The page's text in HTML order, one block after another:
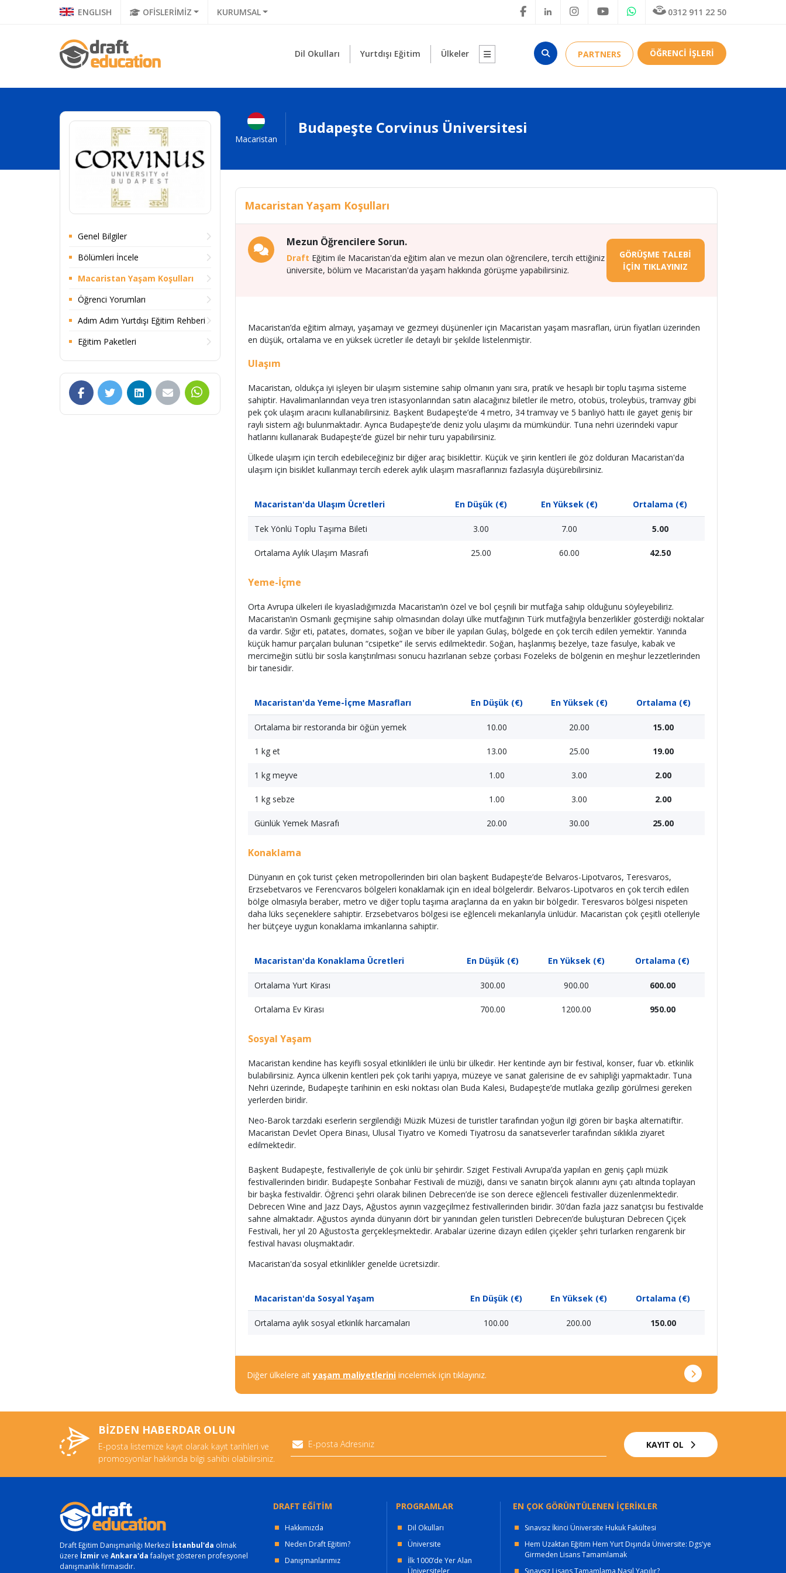
ENGLISH OFİSLERİMİZ KURUMSAL 0312 911 22 50
Dil Okulları Yurtdışı Eğitim Ülkeler PARTNERS ÖĞRENCİ İŞLERİ
Macaristan
Budapeşte Corvinus Üniversitesi
Genel Bilgiler
Bölümleri İncele
Macaristan Yaşam Koşulları
Öğrenci Yorumları
Adım Adım Yurtdışı Eğitim Rehberi
Eğitim Paketleri
Macaristan Yaşam Koşulları
Mezun Öğrencilere Sorun.
Draft Eğitim ile Macaristan'da eğitim alan ve mezun olan öğrencilere, tercih ettiğiniz
üniversite, bölüm ve Macaristan'da yaşam hakkında görüşme yapabilirsiniz.
GÖRÜŞME TALEBİ
İÇİN TIKLAYINIZ
Macaristan’da eğitim almayı, yaşamayı ve gezmeyi düşünenler için Macaristan yaşam masrafları, ürün fiyatları üzerinden
en düşük, ortalama ve en yüksek ücretler ile detaylı bir şekilde listelenmiştir.
Ulaşım
Macaristan, oldukça iyi işleyen bir ulaşım sistemine sahip olmanın yanı sıra, pratik ve hesaplı bir toplu taşıma sisteme
sahiptir. Havalimanlarından veya tren istasyonlarından satın alacağınız biletler ile metro, otobüs, troleybüs, tramvay gibi
pek çok ulaşım aracını kullanabilirsiniz. Başkent Budapeşte’de 4 metro, 34 tramvay ve 5 banliyö hattı ile gayet geniş bir
raylı sistem ağı bulunmaktadır. Ayrıca Budapeşte’de deniz yolu ulaşımı da mümkündür. Tuna nehri üzerindeki vapur
hatlarını kullanarak Budapeşte’de güzel bir nehir turu yapabilirsiniz.
Ülkede ulaşım için tercih edebileceğiniz bir diğer araç bisiklettir. Küçük ve şirin kentleri ile göz dolduran Macaristan'da
ulaşım için bisiklet kullanmayı tercih ederek aylık ulaşım masraflarınızı fazlasıyla düşürebilirsiniz.
Macaristan'da Ulaşım Ücretleri En Düşük (€) En Yüksek (€) Ortalama (€)
Tek Yönlü Toplu Taşıma Bileti 3.00 7.00 5.00
Ortalama Aylık Ulaşım Masrafı 25.00 60.00 42.50
Yeme-İçme
Orta Avrupa ülkeleri ile kıyasladığımızda Macaristan’ın özel ve bol çeşnili bir mutfağa sahip olduğunu söyleyebiliriz.
Macaristan’ın Osmanlı geçmişine sahip olmasından dolayı ülke mutfağının Türk mutfağıyla benzerlikler gösterdiği noktalar
da vardır. Sığır eti, patates, domates, soğan ve biber ile yapılan Gulaş, bölgede en çok tercih edilen yemektir. Yanında
küçük hamur parçaları bulunan “csipetke” ile servis edilmektedir. Soğan, haşlanmış bezelye, taze fasulye, kabak ve
mercimeğin sütlü bir sosla karıştırılması sonucu hazırlanan sebze çorbası Fozeleks de bölgenin en meşhur lezzetlerinden
bir tanesidir.
Macaristan'da Yeme-İçme Masrafları En Düşük (€) En Yüksek (€) Ortalama (€)
Ortalama bir restoranda bir öğün yemek 10.00 20.00 15.00
1 kg et 13.00 25.00 19.00
1 kg meyve 1.00 3.00 2.00
1 kg sebze 1.00 3.00 2.00
Günlük Yemek Masrafı 20.00 30.00 25.00
Konaklama
Dünyanın en çok turist çeken metropollerinden biri olan başkent Budapeşte’de Belvaros-Lipotvaros, Teresvaros,
Erzsebetvaros ve Ferencvaros bölgeleri konaklamak için en ideal bölgelerdir. Belvaros-Lipotvaros en çok tercih edilen
bölge olmasıyla beraber, metro ve diğer toplu taşıma araçlarına da en yakın bir bölgedir. Teresvaros bölgesi nispeten
daha lüks seçeneklere sahiptir. Erzsebetvaros bölgesi ise eğlenceli mekanlarıyla ünlüdür. Macaristan çok çeşitli otelleriyle
her bütçeye uygun konaklama imkanlarına sahiptir.
Macaristan'da Konaklama Ücretleri En Düşük (€) En Yüksek (€) Ortalama (€)
Ortalama Yurt Kirası 300.00 900.00 600.00
Ortalama Ev Kirası 700.00 1200.00 950.00
Sosyal Yaşam
Macaristan kendine has keyifli sosyal etkinlikleri ile ünlü bir ülkedir. Her kentinde ayrı bir festival, konser, fuar vb. etkinlik
bulabilirsiniz. Ayrıca ülkenin kentleri pek çok tarihi yapıya, müzeye ve sanat galerisine de ev sahipliği yapmaktadır. Tuna
Nehri üzerinde, Budapeşte tarihinin en eski noktası olan Buda Kalesi, Budapeşte’de mutlaka gezilip görülmesi gereken
yerlerden biridir.
Neo-Barok tarzdaki eserlerin sergilendiği Müzik Müzesi de turistler tarafından yoğun ilgi gören bir başka alternatiftir.
Macaristan Devlet Opera Binası, Ulusal Tiyatro ve Komedi Tiyatrosu da sanatseverler tarafından sıklıkla ziyaret
edilmektedir.
Başkent Budapeşte, festivalleriyle de çok ünlü bir şehirdir. Sziget Festivali Avrupa’da yapılan en geniş çaplı müzik
festivallerinden biridir. Budapeşte Sonbahar Festivali de müziği, dansı ve sanatın birçok alanını aynı çatı altında toplayan
bir başka festivaldir. Öğrenci şehri olarak bilinen Debrecen’de ise son derece eğlenceli festivaller düzenlenmektedir.
Debrecen Wine and Jazz Days, Ağustos ayının vazgeçilmez festivallerinden biridir. 30’dan fazla jazz sanatçısı bu festivalde
sahne almaktadır. Ağustos ayında dünyanın dört bir yanından gelen turistleri Debrecen’de buluşturan Debrecen Çiçek
Festivali, her yıl 20 Ağustos’ta gerçekleşmektedir. Arabalar üzerine dizayn edilen çiçekler şehri turlarken rengarenk bir
festival havası oluşmaktadır.
Macaristan'da sosyal etkinlikler genelde ücretsizdir.
Macaristan'da Sosyal Yaşam En Düşük (€) En Yüksek (€) Ortalama (€)
Ortalama aylık sosyal etkinlik harcamaları 100.00 200.00 150.00
Diğer ülkelere aityaşam maliyetlerini incelemek için tıklayınız.
BİZDEN HABERDAR OLUN
E-posta listemize kayıt olarak kayıt tarihleri ve
promosyonlar hakkında bilgi sahibi olabilirsiniz.
KAYIT OL
Draft Eğitim Danışmanlığı Merkezi İstanbul'da olmak
üzere İzmirve Ankara'dafaaliyet gösteren profesyonel
danışmanlık firmasıdır.
DRAFT EĞİTİM
Hakkımızda
Neden Draft Eğitim?
Danışmanlarımız
PROGRAMLAR
Dil Okulları
Üniversite
İlk 1000’de Yer Alan
Üniversiteler
EN ÇOK GÖRÜNTÜLENEN İÇERİKLER
Sınavsız İkinci Üniversite Hukuk Fakültesi
Hem Uzaktan Eğitim Hem Yurt Dışında Üniversite: Dgs'ye
Girmeden Lisans Tamamlamak
Sınavsız Lisans Tamamlama Nasıl Yapılır?